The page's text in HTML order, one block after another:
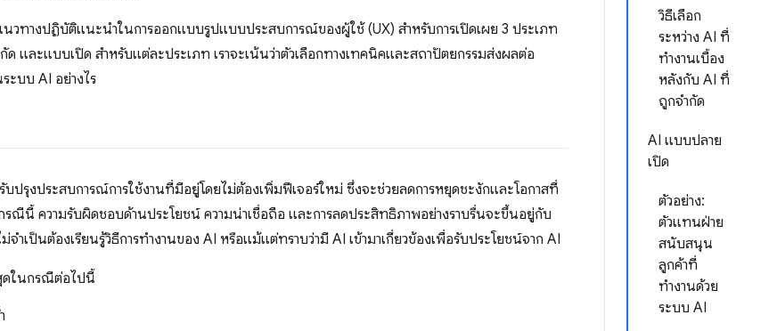
วิธีเลือก
ระหว่าง AI ที่
ทำงานเบื้อง
หลังกับ AI ที่
ถูกจำกัด
AI แบบปลาย
เปิด
ตัวอย่าง:
ตัวแทนฝ่าย
สนับสนุน
ลูกค้าที่
ทำงานด้วย
ระบบ AI
นวทางปฏิบัติแนะนำในการออกแบบรูปแบบประสบการณ์ของผู้ใช้ (UX) สำหรับการเปิดเผย 3 ประเภท
ด และแบบเปิด สำหรับแต่ละประเภท เราจะเน้นว่าตัวเลือกทางเทคนิคและสถาปัตยกรรมส่งผลต่อ
ะบบ AI อย่างไร
ปรุงประสบการณ์การใช้งานที่มีอยู่โดยไม่ต้องเพิ่มฟีเจอร์ใหม่ ซึ่งจะช่วยลดการหยุดชะงักและโอกาสที่
รณีนี้ ความรับผิดชอบด้านประโยชน์ ความน่าเชื่อถือ และการลดประสิทธิภาพอย่างราบรื่นจะขึ้นอยู่กับ
เป็นต้องเรียนรู้วิธีการทำงานของ AI หรือแม้แต่ทราบว่ามี AI เข้ามาเกี่ยวข้องเพื่อรับประโยชน์จาก AI
ดในกรณีต่อไปนี้